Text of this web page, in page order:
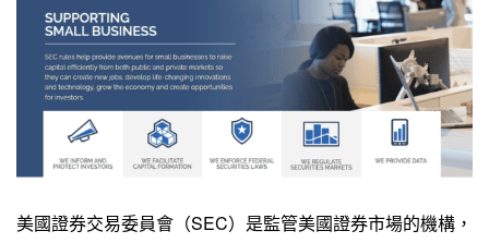
美國證券交易委員會（SEC）是監管美國證券市場的機構，